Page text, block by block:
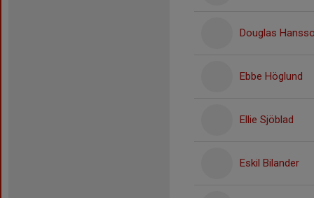
Douglas
Ebbe Höglund
Ellie Sjöblad
Eskil Bilander